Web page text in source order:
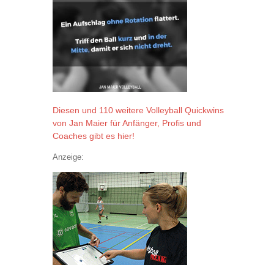
Diesen und 110 weitere Volleyball Quickwins
von Jan Maier für Anfänger, Profis und
Coaches gibt es hier!
Anzeige: